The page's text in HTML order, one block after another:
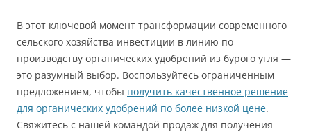
В этот ключевой момент трансформации современного
сельского хозяйства инвестиции в линию по
производству органических удобрений из бурого угля —
это разумный выбор. Воспользуйтесь ограниченным
предложением, чтобы получить качественное решение
для органических удобрений по более низкой цене.
Свяжитесь с нашей командой продаж для получения